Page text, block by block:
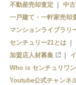
不動産売却査定
中
一戸建て・一軒家売却
マンションライブラリ
センチュリー21とは
加盟店人材募集
Who is センチュリワン
Youtube公式チャンネ